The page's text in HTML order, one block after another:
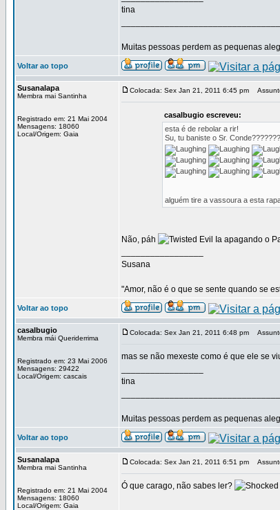
tina
Muitas pessoas perdem as pequenas
Voltar ao topo
Susanalapa
Membra mai Santinha
Registrado em: 21 Mai 2004
Mensagens: 18060
Local/Origem: Gaia
Colocada: Sex Jan 21, 2011 6:45 pm
casalbugio escreveu:
esta é de rebolar a rir!
Su, tu baniste o Sr.
alguém tire a vassoura a esta
Não, páh
Ia apagando o
Susana
"Amor, não é o que se sente quando se
Voltar ao topo
casalbugio
Membra mái Queriderrima
Registrado em: 23 Mai 2006
Mensagens: 29422
Local/Origem: cascais
Colocada: Sex Jan 21, 2011 6:48 pm
mas se não mexeste como é que ele se
tina
Muitas pessoas perdem as pequenas
Voltar ao topo
Susanalapa
Membra mai Santinha
Registrado em: 21 Mai 2004
Mensagens: 18060
Local/Origem: Gaia
Colocada: Sex Jan 21, 2011 6:51 pm
Ó que carago, não sabes ler?